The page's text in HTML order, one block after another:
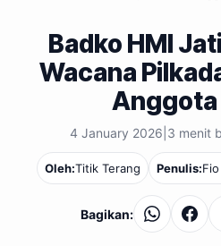
Badko HMI
Wacana
Anggota
4 January 2026 3 menit
Oleh:Titik Terang Penulis:
Bagikan: WhatsApp